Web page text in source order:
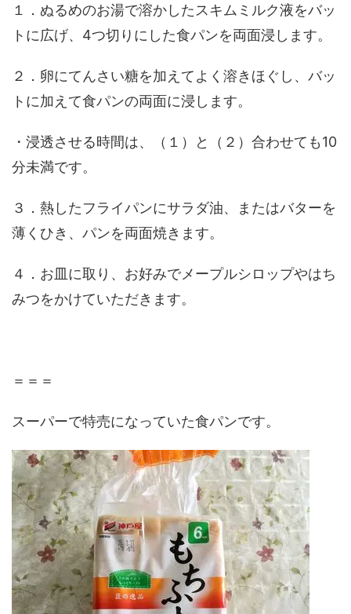
１．ぬるめのお湯で溶かしたスキムミルク液をバッ
トに広げ、4つ切りにした食パンを両面浸します。
２．卵にてんさい糖を加えてよく溶きほぐし、バッ
トに加えて食パンの両面に浸します。
・浸透させる時間は、（１）と（２）合わせても10
分未満です。
３．熱したフライパンにサラダ油、またはバターを
薄くひき、パンを両面焼きます。
４．お皿に取り、お好みでメープルシロップやはち
みつをかけていただきます。
＝＝＝
スーパーで特売になっていた食パンです。